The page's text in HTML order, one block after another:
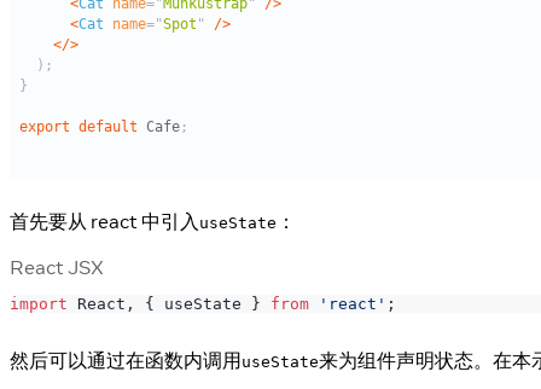
首先要从 react 中引入 useState ：
React JSX
import React , { useState } from 'react' ;
然后可以通过在函数内调用useState来为组件声明状态。在本